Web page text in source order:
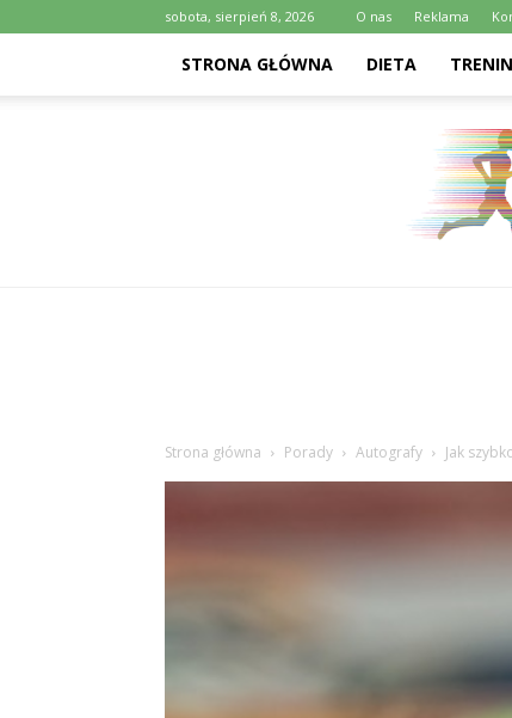
sobota, sierpień 8, 2026 O nas Reklama
STRONA GŁÓWNA DIETA
Strona główna Porady Autografy Jak